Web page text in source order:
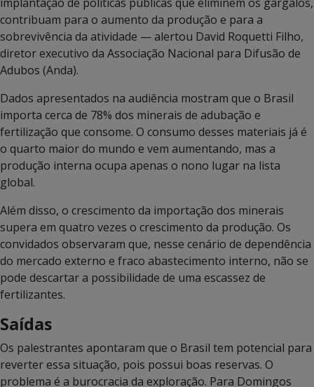
contribuam para o aumento da produção e para a
sobrevivência da atividade — alertou David Roquetti Filho,
diretor executivo da Associação Nacional para Difusão de
Adubos (Anda).
Dados apresentados na audiência mostram que o Brasil
importa cerca de 78% dos minerais de adubação e
fertilização que consome. O consumo desses materiais já é
o quarto maior do mundo e vem aumentando, mas a
produção interna ocupa apenas o nono lugar na lista
global.
Além disso, o crescimento da importação dos minerais
supera em quatro vezes o crescimento da produção. Os
convidados observaram que, nesse cenário de dependência
do mercado externo e fraco abastecimento interno, não se
pode descartar a possibilidade de uma escassez de
fertilizantes.
Saídas
Os palestrantes apontaram que o Brasil tem potencial para
reverter essa situação, pois possui boas reservas. O
problema é a burocracia da exploração. Para Domingos